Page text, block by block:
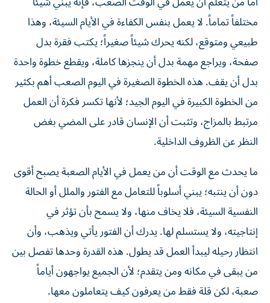
مختلفاً تماماً. لا يعمل بنفس الكفاءة في الأيام السيئة، وهذا
طبيعي ومتوقع، لكنه يحرك شيئاً صغيراً؛ يكتب فقرة بدل
صفحة، ويراجع مهمة بدل أن ينجزها كاملة، ويقطع خطوة واحدة
بدل أن يقف. هذه الخطوة الصغيرة في اليوم الصعب أهم بكثير
من الخطوة الكبيرة في اليوم الجيد؛ لأنها تكسر فكرة أن العمل
مرتبط بالمزاج، وتثبت أن الإنسان قادر على المضي بغض
النظر عن الظروف الداخلية.
ما يحدث مع الوقت أن من يعمل في الأيام الصعبة يصبح أقوى
دون أن ينتبه؛ يبني أسلوباً للتعامل مع الفتور والملل أو الحالة
النفسية السيئة، فلا يخاف منها، ولا يسمح بأن تؤثر في
إنتاجيته، ولا يستسلم لها. يدرك أن الفتور يأتي ويذهب، وأن
انتظار رحيله ليبدأ العمل قد يطول. هذه القدرة وحدها تفصل بين
من يبقى في مكانه ومن يتقدم؛ لأن الجميع يواجهون أياماً
صعبة، لكن قلة فقط من يعرفون كيف يتعاملون معها.